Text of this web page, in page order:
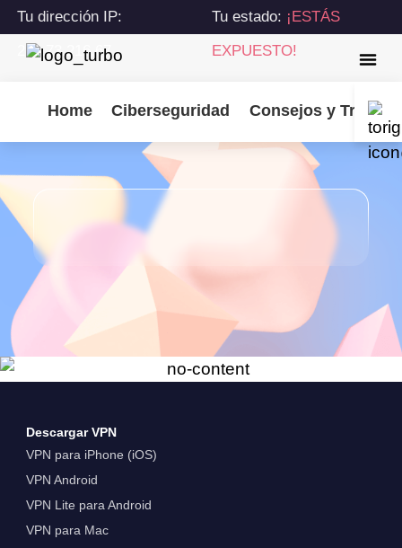
Tu dirección IP:
216.73.216.67
Tu estado: ¡ESTÁS
EXPUESTO!
Home Ciberseguridad Consejos y Trucos
Descargar VPN
VPN para iPhone (iOS)
VPN Android
VPN Lite para Android
VPN para Mac